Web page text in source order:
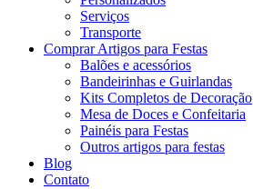
Serviços
Transporte
Comprar Artigos para Festas
Balões e acessórios
Bandeirinhas e Guirlandas
Kits Completos de Decoração
Mesa de Doces e Confeitaria
Painéis para Festas
Outros artigos para festas
Blog
Contato